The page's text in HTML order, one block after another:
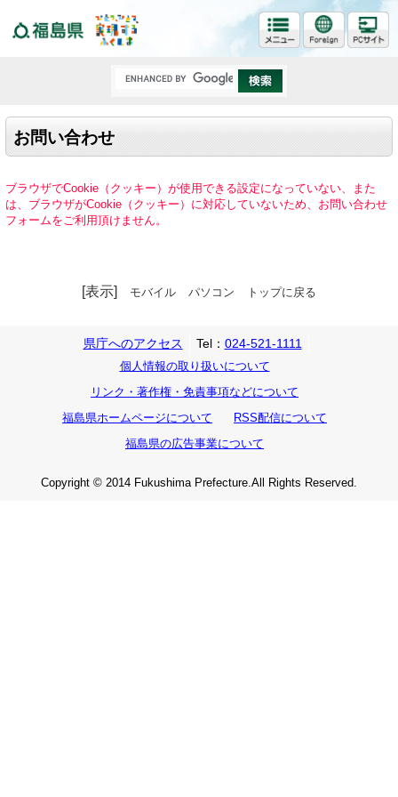
お問い合わせ
ブラウザでCookie（クッキー）が使用できる設定になっていない、また
は、ブラウザがCookie（クッキー）に対応していないため、お問い合わせ
フォームをご利用頂けません。
[表示] モバイル パソコン トップに戻る
県庁へのアクセス Tel： 024-521-1111
個人情報の取り扱いについて
リンク・著作権・免責事項などについて
福島県ホームページについて
RSS配信について
福島県の広告事業について
Copyright © 2014 Fukushima Prefecture.All Rights Reserved.